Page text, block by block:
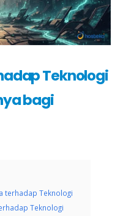
Teknologi
bagi
terhadap Teknologi
Teknologi